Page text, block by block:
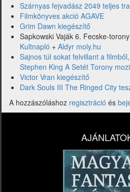
Szárnyas fejvadász 2049 teljes
Filmkönyves akció AGAVE
Grim Dawn kiegészítő
Sapkowski Vaják 6. Fecske-
Kultnapló + Aldyr moly.hu
Sajnos túl sokat felvillant a
Stephen King A Setét Torony
Victor Vran kiegészítő
Dark Souls III The Ringed City
A hozzászóláshoz regisztráció és